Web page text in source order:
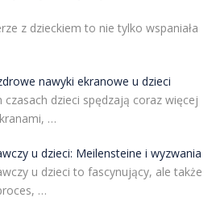
z dzieckiem to nie tylko wspaniała
nawyki ekranowe u dzieci
czasach dzieci spędzają coraz więcej
…
u dzieci: Meilensteine i wyzwania
u dzieci to fascynujący, ale także
…